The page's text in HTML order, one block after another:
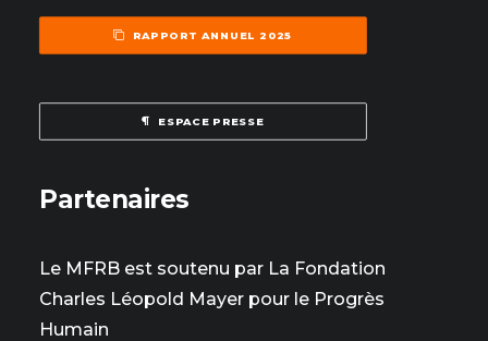
RAPPORT ANNUEL 2025
ESPACE PRESSE
Partenaires
Le MFRB est soutenu par La Fondation
Charles Léopold Mayer pour le Progrès
Humain